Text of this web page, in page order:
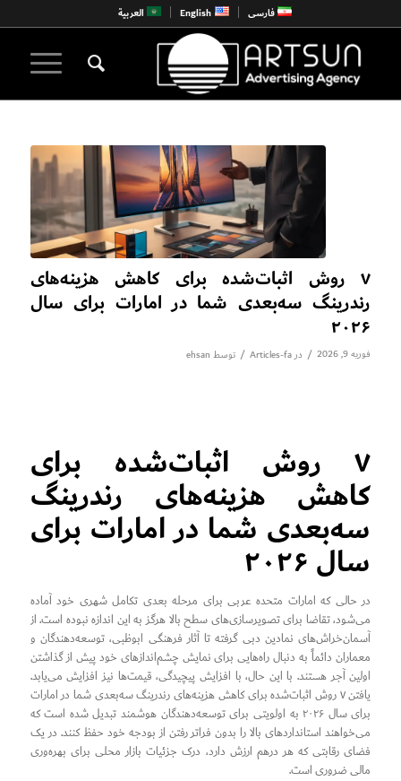
فارسی English العربية
۷ روش اثبات‌شده برای کاهش هزینه‌های
رندرینگ سه‌بعدی شما در امارات برای سال
۲۰۲۶
فوریه 9, 2026 / درArticles-fa
/ توسط ehsan
۷ روش اثبات‌شده برای
کاهش هزینه‌های رندرینگ
سه‌بعدی شما در امارات برای
سال ۲۰۲۶
در حالی که امارات متحده عربی برای مرحله بعدی تکامل شهری خود آماده
می‌شود، تقاضا برای تصویرسازی‌های سطح بالا هرگز به این اندازه نبوده است. از
آسمان‌خراش‌های نمادین دبی گرفته تا آثار فرهنگی ابوظبی، توسعه‌دهندگان و
معماران دائماً به دنبال راه‌هایی برای نمایش چشم‌اندازهای خود پیش از گذاشتن
اولین آجر هستند. با این حال، با افزایش پیچیدگی، قیمت‌ها نیز افزایش می‌یابد.
یافتن ۷ روش اثبات‌شده برای کاهش هزینه‌های رندرینگ سه‌بعدی شما در امارات
برای سال ۲۰۲۶ به اولویتی برای توسعه‌دهندگان هوشمند تبدیل شده است که
می‌خواهند استانداردهای بالا را بدون فراتر رفتن از بودجه خود حفظ کنند. در یک
فضای رقابتی که هر درهم ارزش دارد، درک جزئیات بازار محلی برای بهره‌وری
مالی ضروری است.